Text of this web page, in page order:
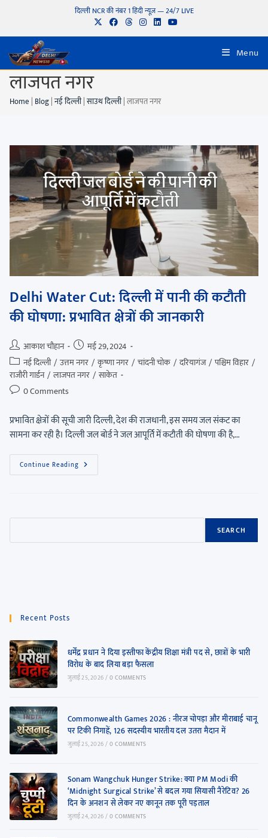
दिल्ली NCR की नंबर 1 हिंदी न्यूज़ — 24/7 LIVE
Menu
लाजपत नगर
Home | Blog|नई दिल्ली|साउथ दिल्ली|लाजपत नगर
Delhi Water Cut: दिल्ली में पानी की कटौती
की घोषणा: प्रभावित क्षेत्रों की जानकारी
आकाश चौहान
मई 29, 2024
नई दिल्ली / उत्तम नगर / कृष्णा नगर / चांदनी चोक / दरियागंज / पश्चिम विहार /
राजौरी गार्डन / लाजपत नगर / साकेत
0 Comments
प्रभावित क्षेत्रों की सूची जारी दिल्ली, देश की राजधानी, इस समय जल संकट का
सामना कर रही है। दिल्ली जल बोर्ड ने जल आपूर्ति में कटौती की घोषणा की है,…
Continue Reading
SEARCH
Recent Posts
धर्मेंद्र प्रधान ने दिया इस्तीफा केंद्रीय शिक्षा मंत्री पद से, छात्रों के भारी
विरोध के बाद लिया बड़ा फैसला
जुलाई 25, 2026/0 COMMENTS
Commonwealth Games 2026 : नीरज चोपड़ा और मीराबाई चानू
पर टिकी निगाहें, 126 सदस्यीय भारतीय दल उतरा मैदान में
जुलाई 25, 2026/0 COMMENTS
Sonam Wangchuk Hunger Strike: क्या PM Modi की
‘Midnight Surgical Strike’ से बदल गया सियासी नैरेटिव? 26
दिन के अनशन से लेकर नए कानून तक पूरी पड़ताल
जुलाई 24, 2026/0 COMMENTS